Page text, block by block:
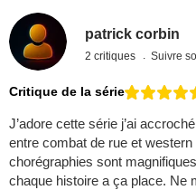
patrick corbin
2 critiques Suivre
Critique de la série
J’adore cette série j’ai
entre combat de rue et
chorégraphies sont
chaque histoire a ça place. Ne